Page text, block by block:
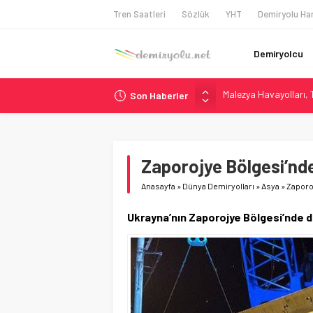
Tren Saatleri Sözlük YHT Demiryolu
Demiryolcu
Son Haberler
ÖBB ve RFI’dan
NS, Temmuz
Çekya ETCS’de
Malezya Havayolları,
Zaporojye
Anasayfa » Dünya Demiryolları »Asya »
Ukrayna’nın Zaporojye Bölgesi’nde